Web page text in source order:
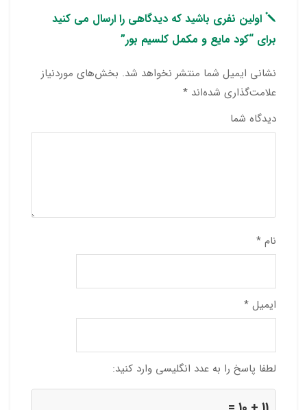
اولین نفری باشید که دیدگاهی را ارسال می کنید
برای “کود مایع و مکمل کلسیم بور”
نشانی ایمیل شما منتشر نخواهد شد. بخش‌های موردنیاز
علامت‌گذاری شده‌اند *
دیدگاه شما
نام *
ایمیل *
لطفا پاسخ را به عدد انگلیسی وارد کنید: